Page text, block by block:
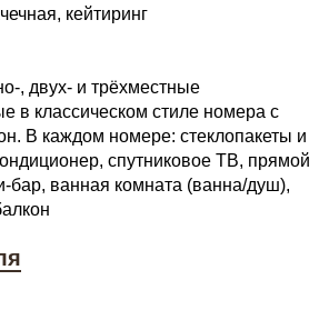
кейтиринг
, двух- и трёхместные
в классическом стиле номера с
В каждом номере: стеклопакеты и
спутниковое ТВ, прямой
ванная комната (ванна/душ),